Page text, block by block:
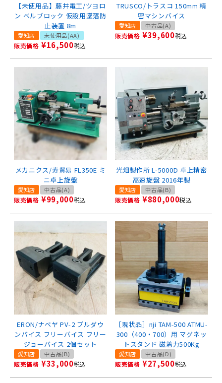
【未使用品】藤井電工/ツヨロ
ン ベルブロック 仮設用墜落防
止装置 8m
愛知店 未使用品(AA)
販売価格 ¥16,500税込
TRUSCO/トラスコ 150mm 精
密マシンバイス
愛知店 中古品(A)
販売価格 ¥39,600税込
メカニクス/寿貿易 FL350E ミ
ニ卓上旋盤
愛知店 中古品(A)
販売価格 ¥99,000税込
光畑製作所 L-5000D 卓上精密
高速旋盤 2016年製
愛知店 中古品(B)
販売価格 ¥880,000税込
ERON/ナベヤ PV-2 プルダウ
ンバイス フリーバイス フリー
ジョーバイス 2個セット
愛知店 中古品(B)
販売価格 ¥33,000税込
［現状品］nji TAM-500 ATMU-
300（400・700）用 マグネッ
トスタンド 磁着力500Kg
愛知店 中古品(D)
販売価格 ¥27,500税込